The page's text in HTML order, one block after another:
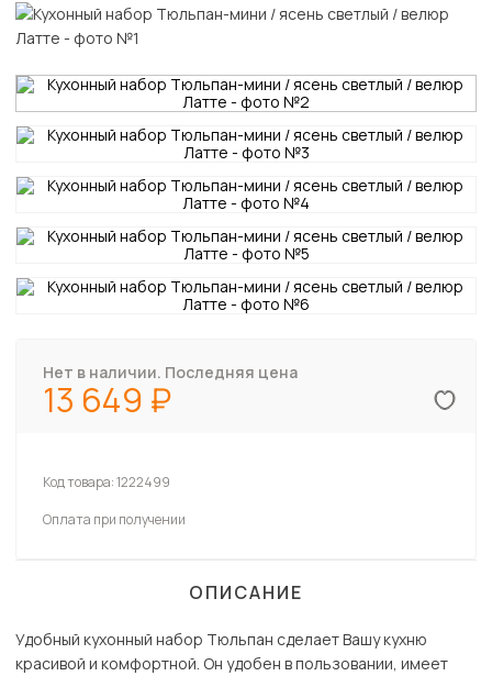
Нет в наличии. Последняя цена
13 649
Код товара:1222499
Оплата при получении
ОПИСАНИЕ
Удобный кухонный набор Тюльпан сделает Вашу кухню
красивой и комфортной. Он удобен в пользовании, имеет